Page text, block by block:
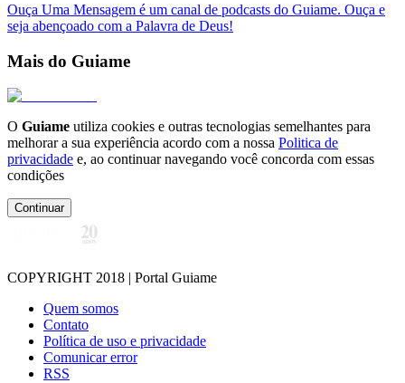
Ouça Uma Mensagem é um canal de podcasts do Guiame. Ouça e
seja abençoado com a Palavra de Deus!
Mais do Guiame
O Guiame utiliza cookies e outras tecnologias semelhantes para
melhorar a sua experiência acordo com a nossa Politica de
privacidade e, ao continuar navegando você concorda com essas
condições
Continuar
COPYRIGHT 2018 | Portal Guiame
Quem somos
Contato
Política de uso e privacidade
Comunicar error
RSS